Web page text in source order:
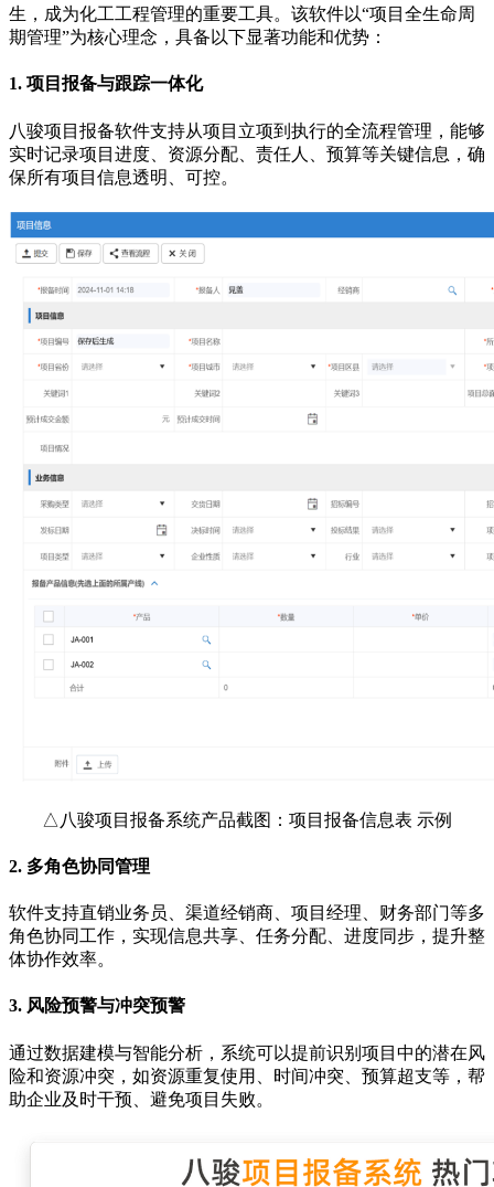
生，成为化工工程管理的重要工具。该软件以“项目全生命周
期管理”为核心理念，具备以下显著功能和优势：
1. 项目报备与跟踪一体化
八骏项目报备软件支持从项目立项到执行的全流程管理，能够
实时记录项目进度、资源分配、责任人、预算等关键信息，确
保所有项目信息透明、可控。
△八骏项目报备系统产品截图：项目报备信息表 示例
2. 多角色协同管理
软件支持直销业务员、渠道经销商、项目经理、财务部门等多
角色协同工作，实现信息共享、任务分配、进度同步，提升整
体协作效率。
3. 风险预警与冲突预警
通过数据建模与智能分析，系统可以提前识别项目中的潜在风
险和资源冲突，如资源重复使用、时间冲突、预算超支等，帮
助企业及时干预、避免项目失败。